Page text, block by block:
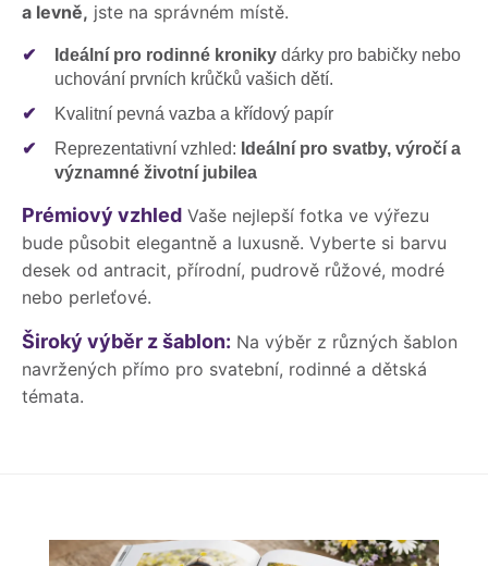
a levně, jste na správném místě.
✔ Ideální pro rodinné kroniky dárky pro babičky nebo
uchování prvních krůčků vašich dětí.
✔
Kvalitní pevná vazba a křídový papír
✔
Reprezentativní vzhled: Ideální pro svatby, výročí a
významné životní jubilea
Prémiový vzhled Vaše nejlepší fotka ve výřezu
bude působit elegantně a luxusně. Vyberte si barvu
desek od antracit, přírodní, pudrově růžové, modré
nebo perleťové.
Široký výběr z šablon: Na výběr z různých šablon
navržených přímo pro svatební, rodinné a dětská
témata.